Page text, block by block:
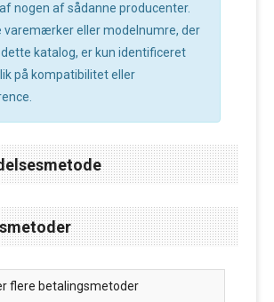
nogen af sådanne producenter.
varemærker eller modelnumre, der
katalog, er kun identificeret
på kompatibilitet eller
flere betalingsmetoder